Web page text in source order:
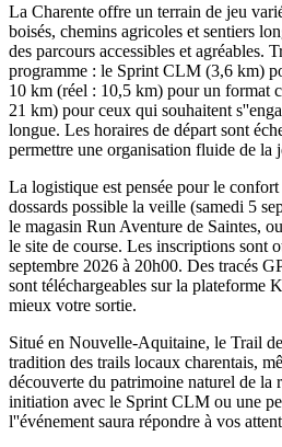
La Charente offre un terrain de jeu
boisés, chemins agricoles et sentiers
des parcours accessibles et agréables.
programme : le Sprint CLM (3,6 km)
10 km (réel : 10,5 km) pour un format
21 km) pour ceux qui souhaitent
longue. Les horaires de départ sont
permettre une organisation fluide de la
La logistique est pensée pour le
dossards possible la veille (samedi 5
le magasin Run Aventure de Saintes,
le site de course. Les inscriptions sont
septembre 2026 à 20h00. Des tracés
sont téléchargeables sur la plateforme
mieux votre sortie.
Situé en Nouvelle-Aquitaine, le Trail
tradition des trails locaux charentais,
découverte du patrimoine naturel de la
initiation avec le Sprint CLM ou une
l''événement saura répondre à vos